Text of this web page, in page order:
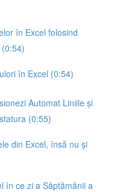
în Excel folosind
în Excel (0:54)
Automat Liniile și
(0:55)
din Excel, însă nu și
în ce zi a Săptămânii a